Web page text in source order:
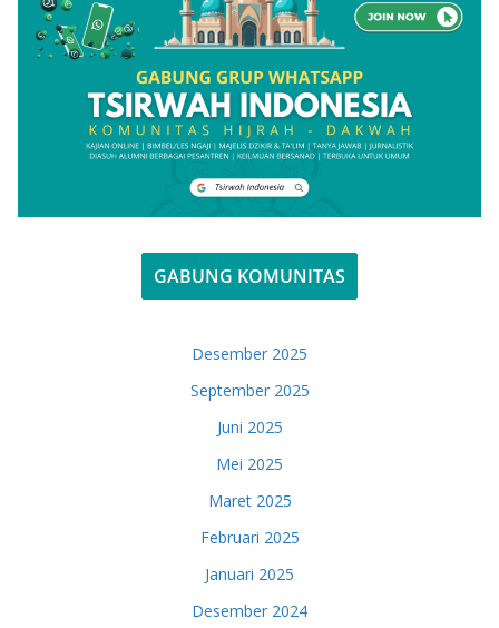
GABUNG KOMUNITAS
Desember 2025
September 2025
Juni 2025
Mei 2025
Maret 2025
Februari 2025
Januari 2025
Desember 2024